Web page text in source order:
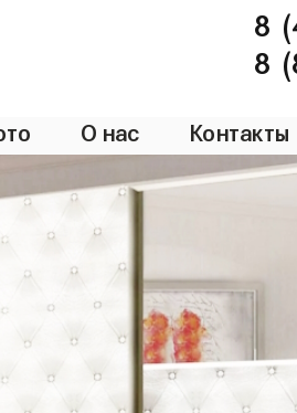
8
8
О нас Контакты